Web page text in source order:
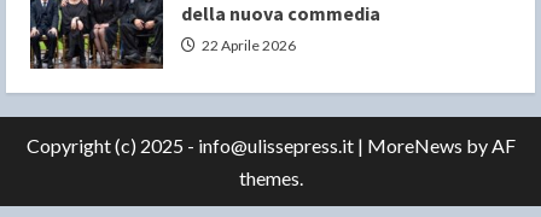
della nuova commedia
22 Aprile 2026
Copyright (c) 2025 - info@ulissepress.it | MoreNews by AF
themes.